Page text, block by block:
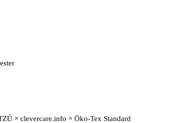
× clevercare.info × Öko-Tex Standard